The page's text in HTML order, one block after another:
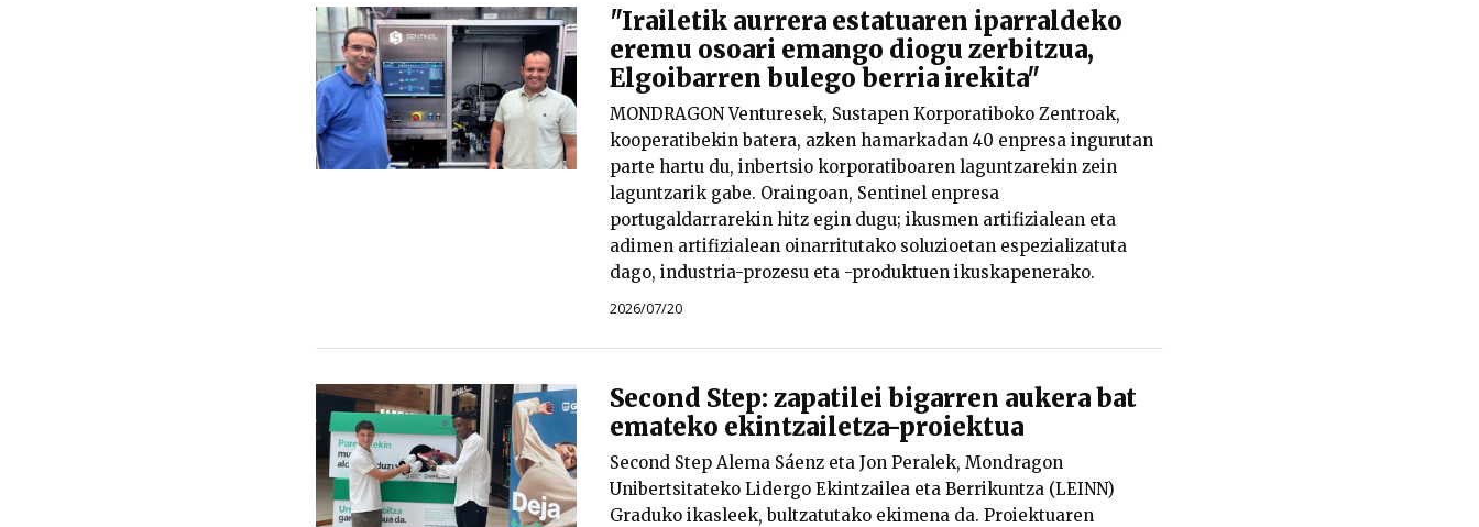
"Irailetik aurrera estatuaren iparraldeko
eremu osoari emango diogu zerbitzua,
Elgoibarren bulego berria irekita"
MONDRAGON Venturesek, Sustapen Korporatiboko Zentroak,
kooperatibekin batera, azken hamarkadan 40 enpresa ingurutan
parte hartu du, inbertsio korporatiboaren laguntzarekin zein
laguntzarik gabe. Oraingoan, Sentinel enpresa
portugaldarrarekin hitz egin dugu; ikusmen artifizialean eta
adimen artifizialean oinarritutako soluzioetan espezializatuta
dago, industria-prozesu eta -produktuen ikuskapenerako.
2026/07/20
Second Step: zapatilei bigarren aukera bat
emateko ekintzailetza-proiektua
Second Step Alema Sáenz eta Jon Peralek, Mondragon
Unibertsitateko Lidergo Ekintzailea eta Berrikuntza (LEINN)
Graduko ikasleek, bultzatutako ekimena da. Proiektuaren